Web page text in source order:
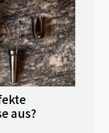
aus?